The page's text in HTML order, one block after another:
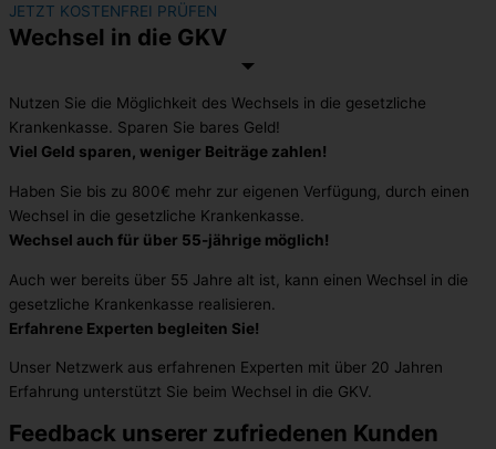
JETZT KOSTENFREI PRÜFEN
Wechsel in die GKV​
Nutzen Sie die Möglichkeit des Wechsels in die gesetzliche
Krankenkasse. Sparen Sie bares Geld!
Viel Geld sparen, weniger Beiträge zahlen!
Haben Sie bis zu 800€ mehr zur eigenen Verfügung, durch einen
Wechsel in die gesetzliche Krankenkasse.
Wechsel auch für über 55-jährige möglich!
Auch wer bereits über 55 Jahre alt ist, kann einen Wechsel in die
gesetzliche Krankenkasse realisieren.
Erfahrene Experten begleiten Sie!
Unser Netzwerk aus erfahrenen Experten mit über 20 Jahren
Erfahrung unterstützt Sie beim Wechsel in die GKV.
Feedback unserer zufriedenen Kunden​